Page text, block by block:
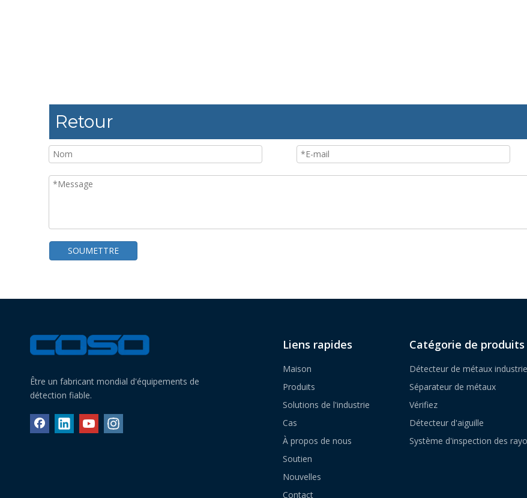
Retour
SOUMETTRE
Être un fabricant mondial d'équipements de
détection fiable.
Liens rapides
Maison
Produits
Solutions de l'industrie
Cas
À propos de nous
Soutien
Nouvelles
Contact
Catégorie de produits
Détecteur de métaux
Séparateur de métaux
Vérifiez
Détecteur d'aiguille
Système d'inspection des